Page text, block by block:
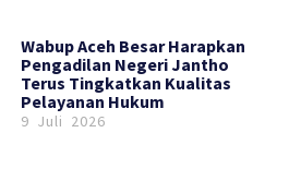
Wabup Aceh Besar Harapkan
Pengadilan Negeri Jantho
Terus Tingkatkan Kualitas
Pelayanan Hukum
9 Juli 2026